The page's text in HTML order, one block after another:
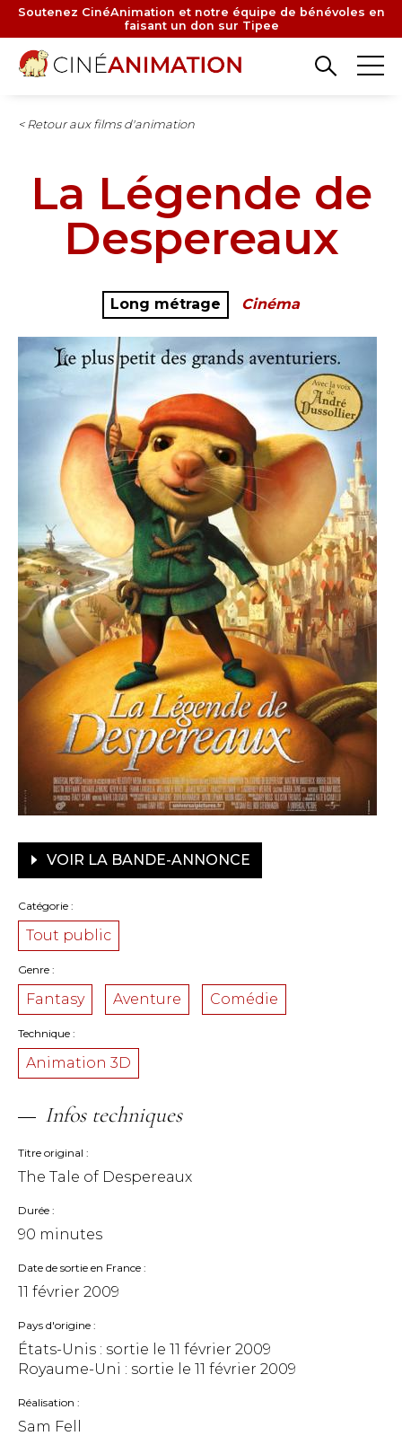
Aller
contenu
principal
Soutenez CinéAnimation et notre équipe de bénévoles en
faisant un don sur Tipee
< Retour aux films d'animation
La Légende de
Despereaux
Long métrage Cinéma
VOIR LA BANDE-ANNONCE
Catégorie
Tout public
Genre
Fantasy Aventure Comédie
Technique
Animation 3D
Infos techniques
Titre original
The Tale of Despereaux
Durée
90 minutes
Date de sortie en France
11 février 2009
Pays d'origine
États-Unis : sortie le 11 février 2009
Royaume-Uni : sortie le 11 février 2009
Réalisation
Sam Fell